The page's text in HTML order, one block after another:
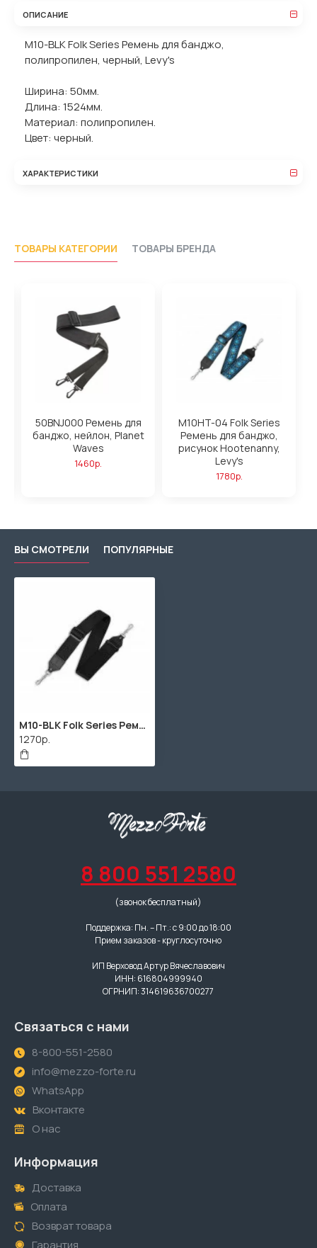
ОПИСАНИЕ
M10-BLK Folk Series Ремень для банджо,
полипропилен, черный, Levy's
Ширина: 50мм.
Длина: 1524мм.
Материал: полипропилен.
Цвет: черный.
ХАРАКТЕРИСТИКИ
ТОВАРЫ КАТЕГОРИИ ТОВАРЫ БРЕНДА
50BNJ000 Ремень для
банджо, нейлон, Planet
Waves
1460р.
M10HT-04 Folk Series
Ремень для банджо,
рисунок Hootenanny,
Levy's
1780р.
ВЫ СМОТРЕЛИ ПОПУЛЯРНЫЕ
M10-BLK Folk Series Ремень для банджо, полипропилен, черный, Levy's
1270р.
8 800 551 2580
(звонок бесплатный)
Поддержка: Пн. – Пт.: с 9:00 до 18:00
Прием заказов - круглосуточно
ИП Верховод Артур Вячеславович
ИНН: 616804999940
ОГРНИП: 314619636700277
Связаться с нами
8-800-551-2580
info@mezzo-forte.ru
WhatsApp
Вконтакте
О нас
Информация
Доставка
Оплата
Возврат товара
Гарантия